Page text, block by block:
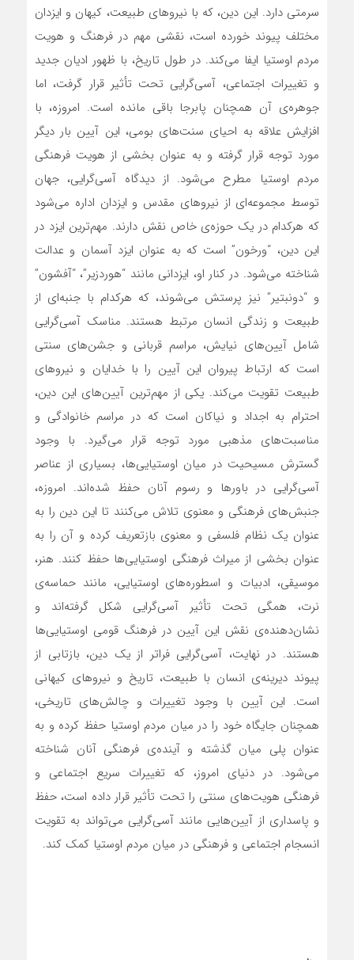
سرمتی دارد. این دین، که با نیروهای طبیعت، کیهان و ایزدان
مختلف پیوند خورده است، نقشی مهم در فرهنگ و هویت
مردم اوستیا ایفا می‌کند. در طول تاریخ، با ظهور ادیان جدید
و تغییرات اجتماعی، آسی‌گرایی تحت تأثیر قرار گرفت، اما
جوهره‌ی آن همچنان پابرجا باقی مانده است. امروزه، با
افزایش علاقه به احیای سنت‌های بومی، این آیین بار دیگر
مورد توجه قرار گرفته و به عنوان بخشی از هویت فرهنگی
مردم اوستیا مطرح می‌شود. از دیدگاه آسی‌گرایی، جهان
توسط مجموعه‌ای از نیروهای مقدس و ایزدان اداره می‌شود
که هرکدام در یک حوزه‌ی خاص نقش دارند. مهم‌ترین ایزد در
این دین، “ورخون” است که به عنوان ایزد آسمان و عدالت
شناخته می‌شود. در کنار او، ایزدانی مانند “هوردزیر”، “آفشون”
و “دونبتیر” نیز پرستش می‌شوند، که هرکدام با جنبه‌ای از
طبیعت و زندگی انسان مرتبط هستند. مناسک آسی‌گرایی
شامل آیین‌های نیایش، مراسم قربانی و جشن‌های سنتی
است که ارتباط پیروان این آیین را با خدایان و نیروهای
طبیعت تقویت می‌کند. یکی از مهم‌ترین آیین‌های این دین،
احترام به اجداد و نیاکان است که در مراسم خانوادگی و
مناسبت‌های مذهبی مورد توجه قرار می‌گیرد. با وجود
گسترش مسیحیت در میان اوستیایی‌ها، بسیاری از عناصر
آسی‌گرایی در باورها و رسوم آنان حفظ شده‌اند. امروزه،
جنبش‌های فرهنگی و معنوی تلاش می‌کنند تا این دین را به
عنوان یک نظام فلسفی و معنوی بازتعریف کرده و آن را به
عنوان بخشی از میراث فرهنگی اوستیایی‌ها حفظ کنند. هنر،
موسیقی، ادبیات و اسطوره‌های اوستیایی، مانند حماسه‌ی
نرت، همگی تحت تأثیر آسی‌گرایی شکل گرفته‌اند و
نشان‌دهنده‌ی نقش این آیین در فرهنگ قومی اوستیایی‌ها
هستند. در نهایت، آسی‌گرایی فراتر از یک دین، بازتابی از
پیوند دیرینه‌ی انسان با طبیعت، تاریخ و نیروهای کیهانی
است. این آیین با وجود تغییرات و چالش‌های تاریخی،
همچنان جایگاه خود را در میان مردم اوستیا حفظ کرده و به
عنوان پلی میان گذشته و آینده‌ی فرهنگی آنان شناخته
می‌شود. در دنیای امروز، که تغییرات سریع اجتماعی و
فرهنگی هویت‌های سنتی را تحت تأثیر قرار داده است، حفظ
و پاسداری از آیین‌هایی مانند آسی‌گرایی می‌تواند به تقویت
انسجام اجتماعی و فرهنگی در میان مردم اوستیا کمک کند.